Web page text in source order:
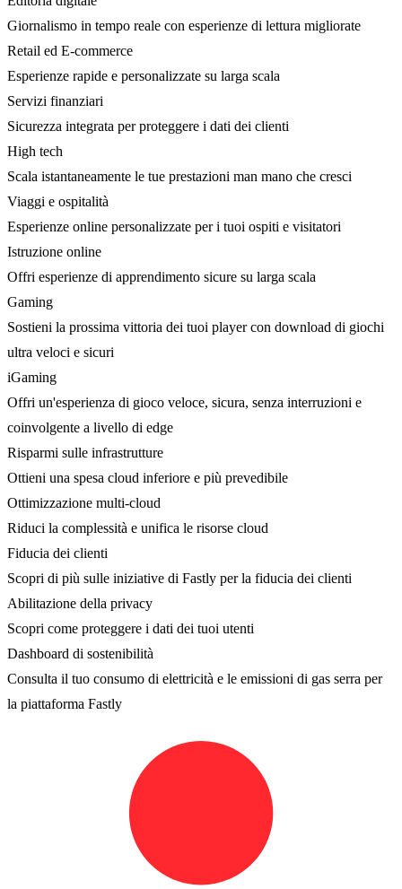
Giornalismo in tempo reale con esperienze di lettura migliorate
Retail ed E-commerce
Esperienze rapide e personalizzate su larga scala
Servizi finanziari
Sicurezza integrata per proteggere i dati dei clienti
High tech
Scala istantaneamente le tue prestazioni man mano che cresci
Viaggi e ospitalità
Esperienze online personalizzate per i tuoi ospiti e visitatori
Istruzione online
Offri esperienze di apprendimento sicure su larga scala
Gaming
Sostieni la prossima vittoria dei tuoi player con download di giochi
ultra veloci e sicuri
iGaming
Offri un'esperienza di gioco veloce, sicura, senza interruzioni e
coinvolgente a livello di edge
Risparmi sulle infrastrutture
Ottieni una spesa cloud inferiore e più prevedibile
Ottimizzazione multi-cloud
Riduci la complessità e unifica le risorse cloud
Fiducia dei clienti
Scopri di più sulle iniziative di Fastly per la fiducia dei clienti
Abilitazione della privacy
Scopri come proteggere i dati dei tuoi utenti
Dashboard di sostenibilità
Consulta il tuo consumo di elettricità e le emissioni di gas serra per
la piattaforma Fastly